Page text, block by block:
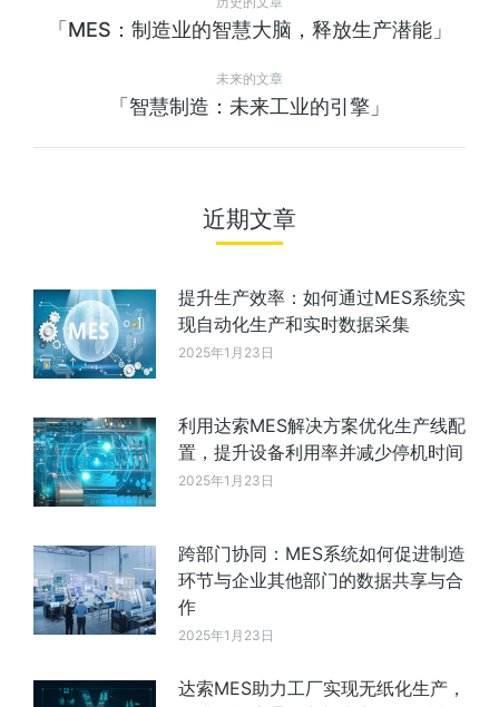
「MES：制造业的智慧大脑，释放生产潜能」
未来的文章
「智慧制造：未来工业的引擎」
近期文章
提升生产效率：如何通过MES系统实
现自动化生产和实时数据采集
2025年1月23日
利用达索MES解决方案优化生产线配
置，提升设备利用率并减少停机时间
2025年1月23日
跨部门协同：MES系统如何促进制造
环节与企业其他部门的数据共享与合
作
2025年1月23日
达索MES助力工厂实现无纸化生产，